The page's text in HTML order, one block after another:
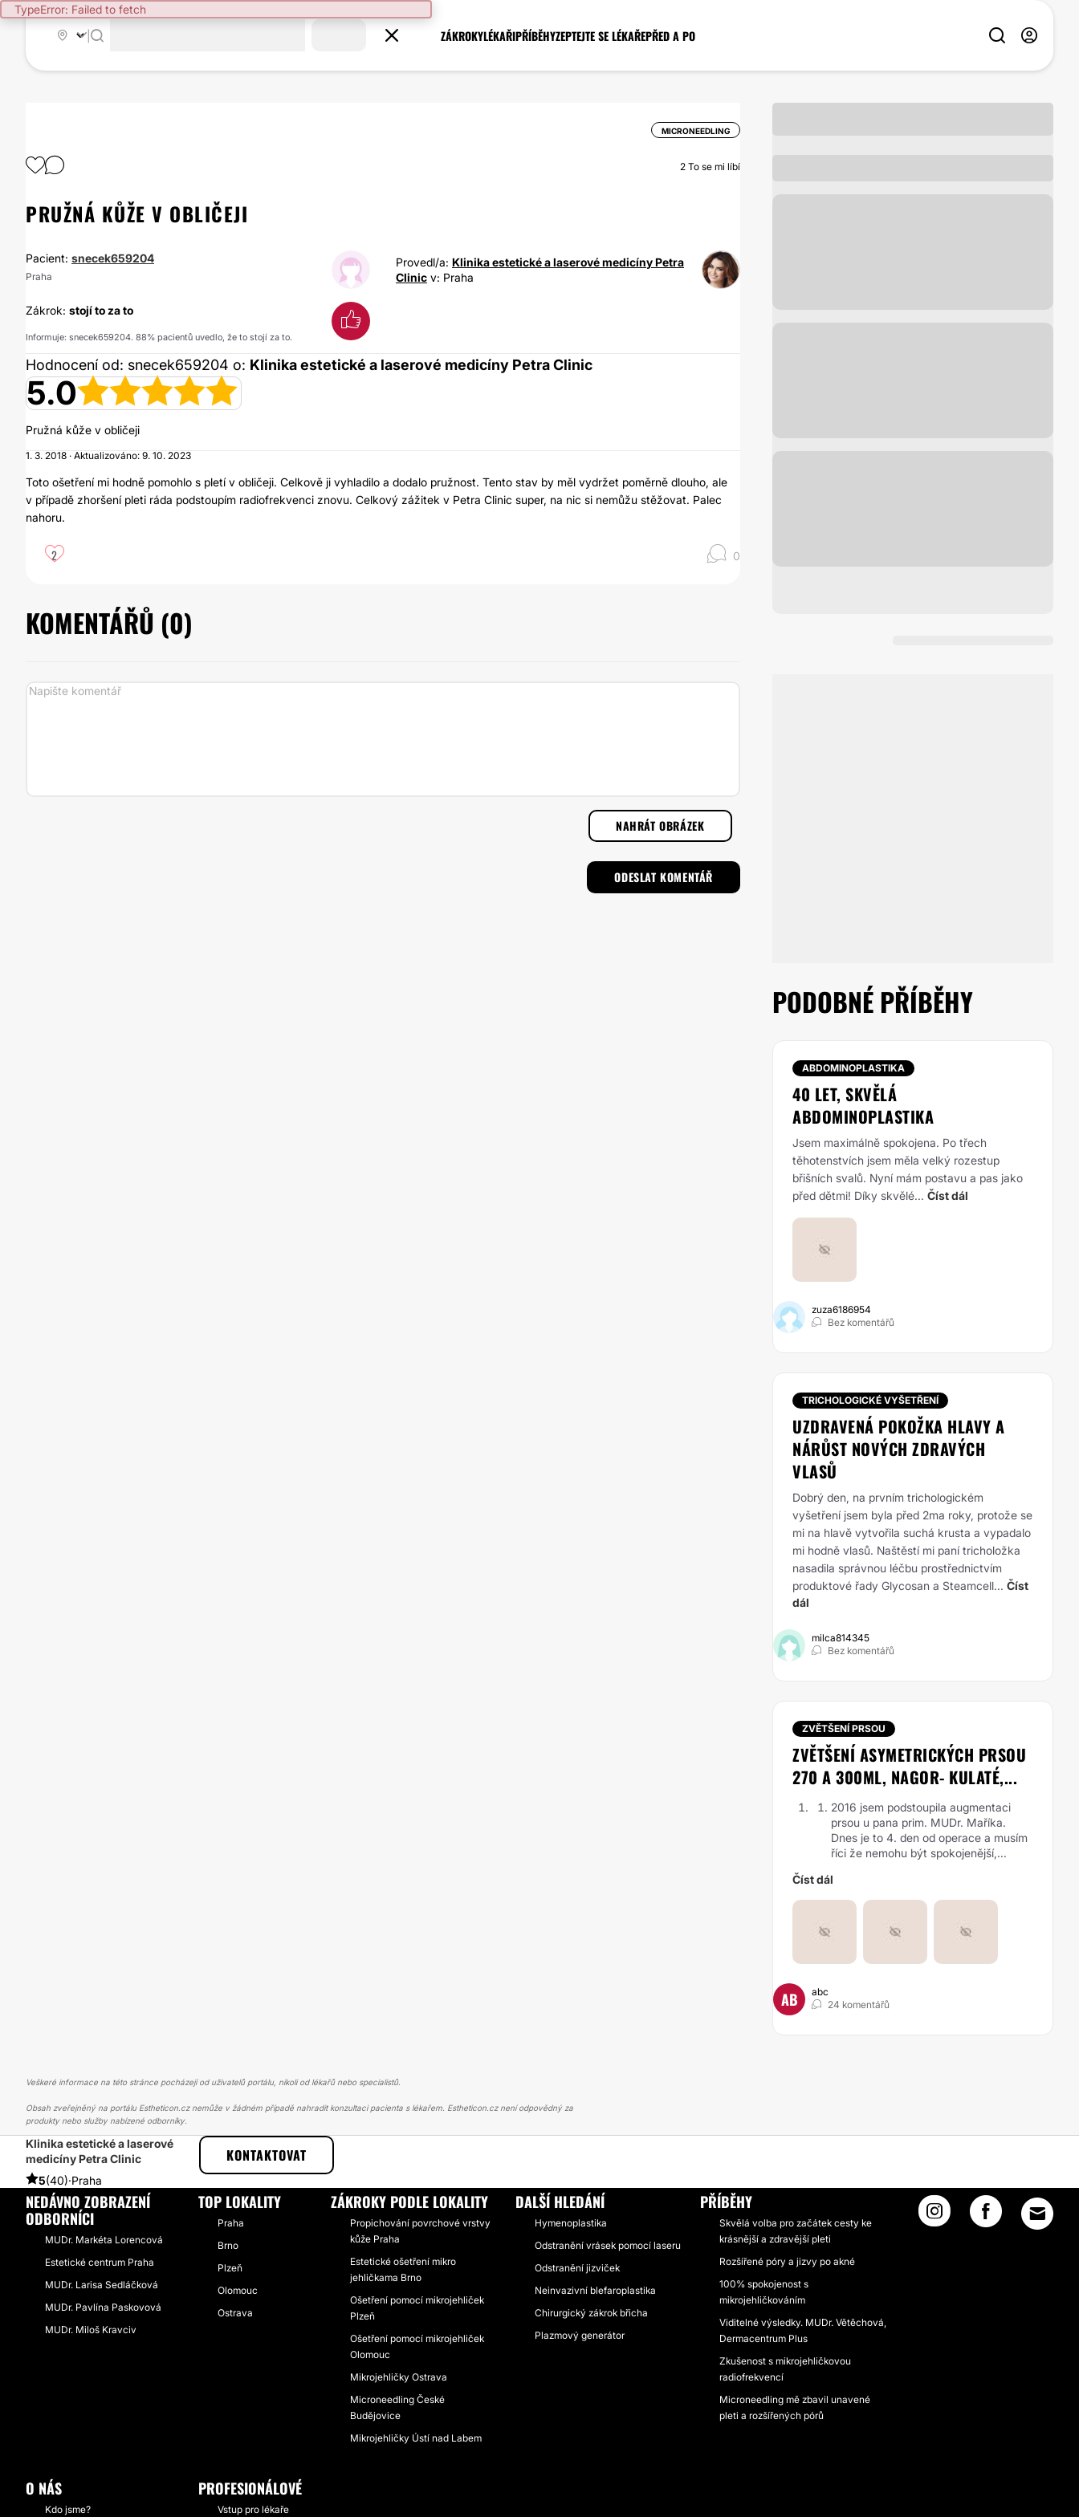
TypeError: Failed to fetch
ZÁKROKYLÉKAŘIPŘÍBĚHYZEPTEJTE SE LÉKAŘEPŘED A PO
MICRONEEDLING
2 To se mi líbí
PRUŽNÁ KŮŽE V OBLIČEJI
Pacient: snecek659204
Praha
Provedl/a: Klinika estetické a laserové medicíny Petra
Clinic v: Praha
Zákrok: stojí to za to
Informuje: snecek659204. 88% pacientů uvedlo, že to stojí za to.
Hodnocení od: snecek659204 o: Klinika estetické a laserové medicíny Petra Clinic
5.0
Pružná kůže v obličeji
1. 3. 2018 · Aktualizováno: 9. 10. 2023
Toto ošetření mi hodně pomohlo s pletí v obličeji. Celkově ji vyhladilo a dodalo pružnost. Tento stav by měl vydržet poměrně dlouho, ale
v případě zhoršení pleti ráda podstoupím radiofrekvenci znovu. Celkový zážitek v Petra Clinic super, na nic si nemůžu stěžovat. Palec
nahoru.
2 0
KOMENTÁŘŮ (0)
NAHRÁT OBRÁZEK
PODOBNÉ PŘÍBĚHY
ABDOMINOPLASTIKA
40 LET, SKVĚLÁ
ABDOMINOPLASTIKA
Jsem maximálně spokojena. Po třech
těhotenstvích jsem měla velký rozestup
břišních svalů. Nyní mám postavu a pas jako
před dětmi! Díky skvělé... Číst dál
zuza6186954
Bez komentářů
TRICHOLOGICKÉ VYŠETŘENÍ
UZDRAVENÁ POKOŽKA HLAVY A
NÁRŮST NOVÝCH ZDRAVÝCH
VLASŮ
Dobrý den, na prvním trichologickém
vyšetření jsem byla před 2ma roky, protože se
mi na hlavě vytvořila suchá krusta a vypadalo
mi hodně vlasů. Naštěstí mi paní tricholožka
nasadila správnou léčbu prostřednictvím
produktové řady Glycosan a Steamcell... Číst
dál
milca814345
Bez komentářů
ZVĚTŠENÍ PRSOU
ZVĚTŠENÍ ASYMETRICKÝCH PRSOU
270 A 300ML, NAGOR- KULATÉ,...
2016 jsem podstoupila augmentaci
prsou u pana prim. MUDr. Maříka.
Dnes je to 4. den od operace a musím
říci že nemohu být spokojenější,...
Číst dál
AB
abc
24 komentářů
Veškeré informace na této stránce pocházejí od uživatelů portálu, nikoli od lékařů nebo specialistů.
Obsah zveřejněný na portálu Estheticon.cz nemůže v žádném případě nahradit konzultaci pacienta s lékařem. Estheticon.cz není odpovědný za
produkty nebo služby nabízené odborníky.
Klinika estetické a laserové
medicíny Petra Clinic
5(40)·Praha
KONTAKTOVAT
ESTHETICON PŘÍBĚHY PŘÍBĚHY TÝKAJÍCÍ SE ZÁKROKU MICRONEEDLING
NEDÁVNO ZOBRAZENÍ
ODBORNÍCI
MUDr. Markéta Lorencová
Estetické centrum Praha
MUDr. Larisa Sedláčková
MUDr. Pavlína Paskovová
MUDr. Miloš Kravciv
TOP LOKALITY
Praha
Brno
Plzeň
Olomouc
Ostrava
ZÁKROKY PODLE LOKALITY
Propichování povrchové vrstvy
kůže Praha
Estetické ošetření mikro
jehličkama Brno
Ošetření pomocí mikrojehliček
Plzeň
Ošetření pomocí mikrojehliček
Olomouc
Mikrojehličky Ostrava
Microneedling České
Budějovice
Mikrojehličky Ústí nad Labem
DALŠÍ HLEDÁNÍ
Hymenoplastika
Odstranění vrásek pomocí laseru
Odstranění jizviček
Neinvazivní blefaroplastika
Chirurgický zákrok břicha
Plazmový generátor
PŘÍBĚHY
Skvělá volba pro začátek cesty ke
krásnější a zdravější pleti
Rozšířené póry a jizvy po akné
100% spokojenost s
mikrojehličkováním
Viditelné výsledky. MUDr. Větěchová,
Dermacentrum Plus
Zkušenost s mikrojehličkovou
radiofrekvencí
Microneedling mě zbavil unavené
pleti a rozšířených pórů
O NÁS
Kdo jsme?
PROFESIONÁLOVÉ
Vstup pro lékaře